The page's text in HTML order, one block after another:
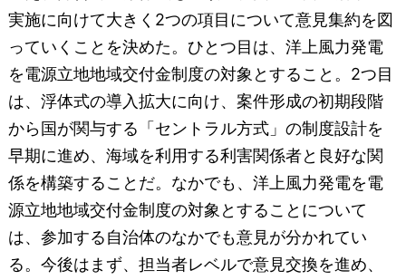
実施に向けて大きく2つの項目について意見集約を図
っていくことを決めた。ひとつ目は、洋上風力発電
を電源立地地域交付金制度の対象とすること。2つ目
は、浮体式の導入拡大に向け、案件形成の初期段階
から国が関与する「セントラル方式」の制度設計を
早期に進め、海域を利用する利害関係者と良好な関
係を構築することだ。なかでも、洋上風力発電を電
源立地地域交付金制度の対象とすることについて
は、参加する自治体のなかでも意見が分かれてい
る。今後はまず、担当者レベルで意見交換を進め、